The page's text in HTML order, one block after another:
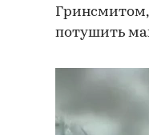
потушить